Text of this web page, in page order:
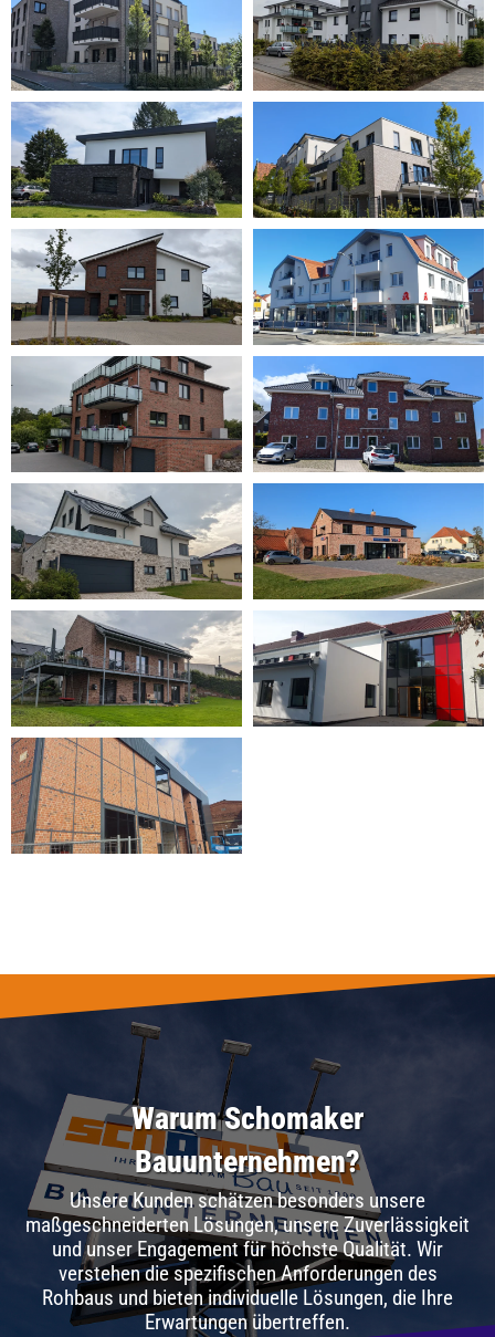
Warum Schomaker
Bauunternehmen?
Unsere Kunden schätzen besonders unsere
maßgeschneiderten Lösungen, unsere Zuverlässigkeit
und unser Engagement für höchste Qualität. Wir
verstehen die spezifischen Anforderungen des
Rohbaus und bieten individuelle Lösungen, die Ihre
Erwartungen übertreffen.